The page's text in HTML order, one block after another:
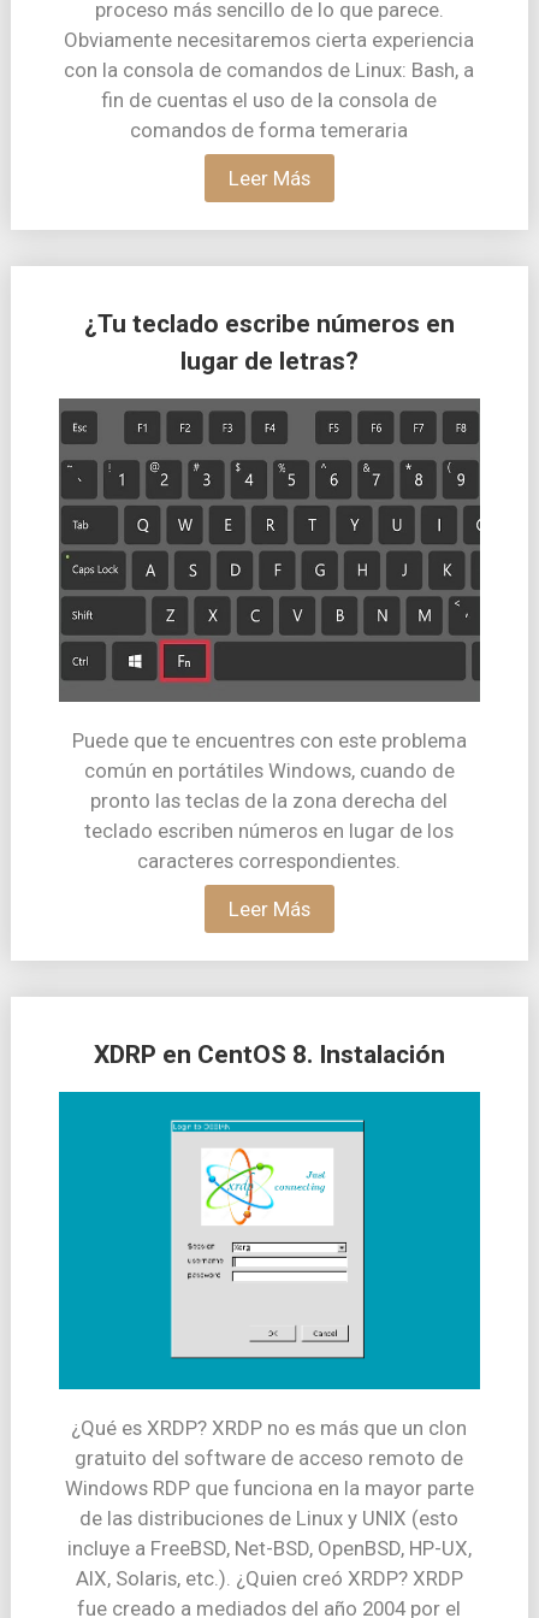
proceso más sencillo de lo que parece.
Obviamente necesitaremos cierta experiencia
con la consola de comandos de Linux: Bash, a
fin de cuentas el uso de la consola de
comandos de forma temeraria
Leer Más
¿Tu teclado escribe números en
lugar de letras?
Puede que te encuentres con este problema
común en portátiles Windows, cuando de
pronto las teclas de la zona derecha del
teclado escriben números en lugar de los
caracteres correspondientes.
Leer Más
XDRP en CentOS 8. Instalación
¿Qué es XRDP? XRDP no es más que un clon
gratuito del software de acceso remoto de
Windows RDP que funciona en la mayor parte
de las distribuciones de Linux y UNIX (esto
incluye a FreeBSD, Net-BSD, OpenBSD, HP-UX,
AIX, Solaris, etc.). ¿Quien creó XRDP? XRDP
fue creado a mediados del año 2004 por el